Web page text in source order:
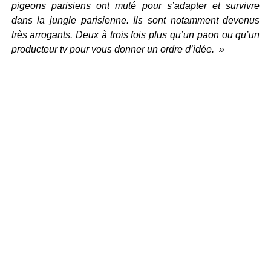
pigeons parisiens ont muté pour s’adapter et survivre
dans la jungle parisienne. Ils sont notamment devenus
très arrogants. Deux à trois fois plus qu’un paon ou qu’un
producteur tv pour vous donner un ordre d’idée. »